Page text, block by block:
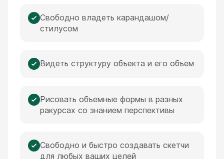
Свободно владеть карандашом/
стилусом
Видеть структуру объекта и его объем
Рисовать объемные формы в разных
ракурсах со знанием перспективы
Свободно и быстро создавать скетчи
для любых ваших целей